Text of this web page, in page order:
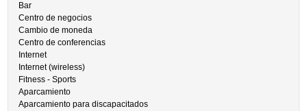
Bar
Centro de negocios
Cambio de moneda
Centro de conferencias
Internet
Internet (wireless)
Fitness - Sports
Aparcamiento
Aparcamiento para discapacitados